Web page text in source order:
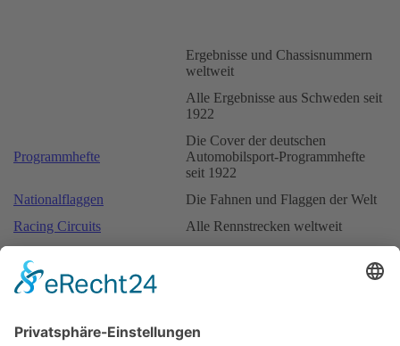
Ergebnisse und Chassisnummern
weltweit
Alle Ergebnisse aus Schweden seit
1922
Programmhefte
Die Cover der deutschen
Automobilsport-Programmhefte
seit 1922
Nationalflaggen
Die Fahnen und Flaggen der Welt
Racing Circuits
Alle Rennstrecken weltweit
Remus Formel 3 Pokal
Rennstrecken